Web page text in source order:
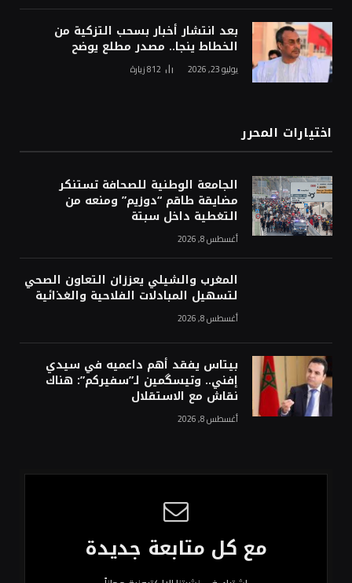
بعد انتشار أخبار بسحب التزكية من
الخطاط ينجا.. مصدر مطلع يوضح
يوليو 23, 2026 812زيارة
اختيارات المحرر
الجامعة الوطنية للصحافة تستنكر
مضايقة طاقم “دوزيم” ومنعه من
التغطية داخل سبتة
أغسطس 8, 2026
المغرب والشيلي يعززان التعاون الصحي
لتسهيل المبادلات الفلاحية والغذائية
أغسطس 8, 2026
بيتاس يفقد أهم داعميه في سيدي
إفني.. وتيسگمين لـ”سفيركم”: هناك
نقاش مع الاستقلال
أغسطس 8, 2026
مع كل متابعة جديدة